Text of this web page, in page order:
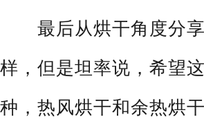
最后从烘干角度分享
样，但是坦率说，希望
种，热风烘干和余热烘